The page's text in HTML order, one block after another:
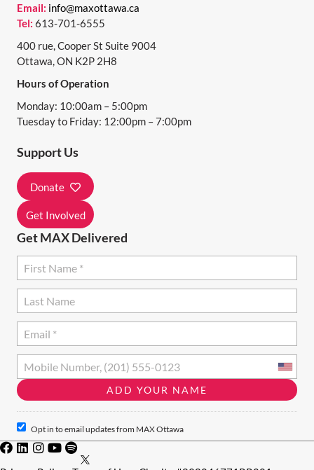
Email: info@maxottawa.ca
Tel: 613-701-6555
400 rue, Cooper St Suite 9004
Ottawa, ON K2P 2H8
Hours of Operation
Monday: 10:00am – 5:00pm
Tuesday to Friday: 12:00pm – 7:00pm
Support Us
Donate
Get Involved
Get MAX Delivered
Opt in to email updates from MAX Ottawa